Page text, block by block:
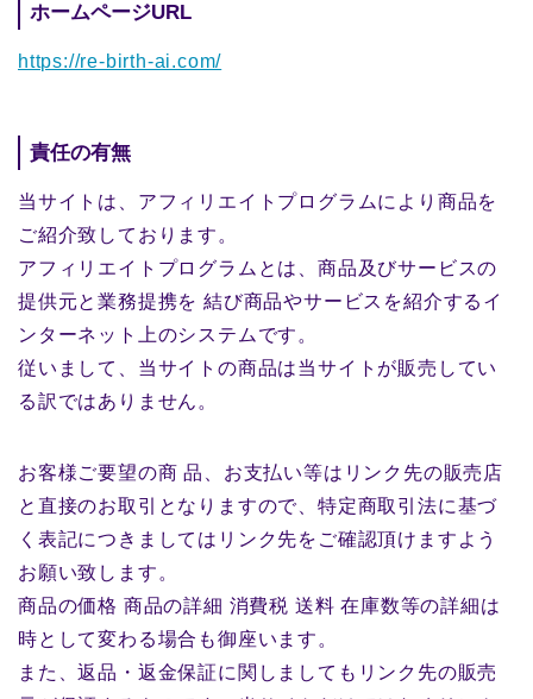
ホームページURL
https://re-birth-ai.com/
責任の有無
当サイトは、アフィリエイトプログラムにより商品を
ご紹介致しております。
アフィリエイトプログラムとは、商品及びサービスの
提供元と業務提携を 結び商品やサービスを紹介するイ
ンターネット上のシステムです。
従いまして、当サイトの商品は当サイトが販売してい
る訳ではありません。
お客様ご要望の商 品、お支払い等はリンク先の販売店
と直接のお取引となりますので、特定商取引法に基づ
く表記につきましてはリンク先をご確認頂けますよう
お願い致します。
商品の価格 商品の詳細 消費税 送料 在庫数等の詳細は
時として変わる場合も御座います。
また、返品・返金保証に関しましてもリンク先の販売